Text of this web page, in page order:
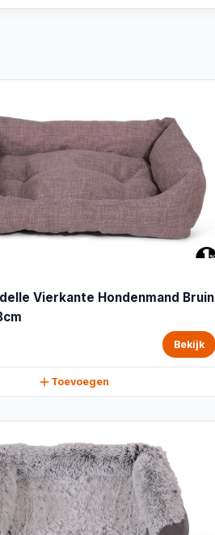
Vierkante Hondenmand Bruin
Bekijk
Toevoegen